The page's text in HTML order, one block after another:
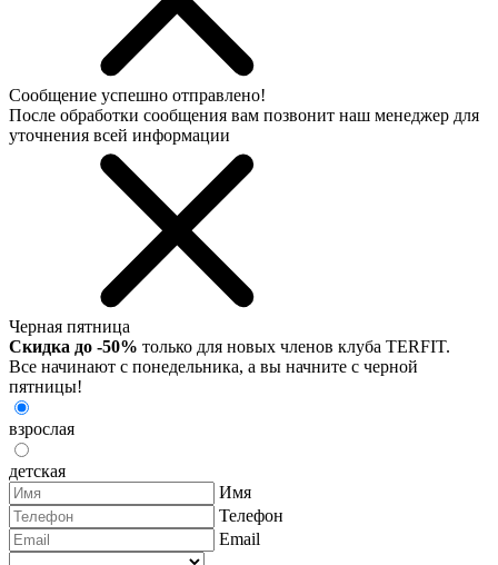
Сообщение успешно отправлено!
После обработки сообщения вам позвонит наш менеджер для
уточнения всей информации
Черная пятница
Скидка до -50% только для новых членов клуба TERFIT.
Все начинают с понедельника, а вы начните с черной
пятницы!
взрослая
детская
Имя
Телефон
Email